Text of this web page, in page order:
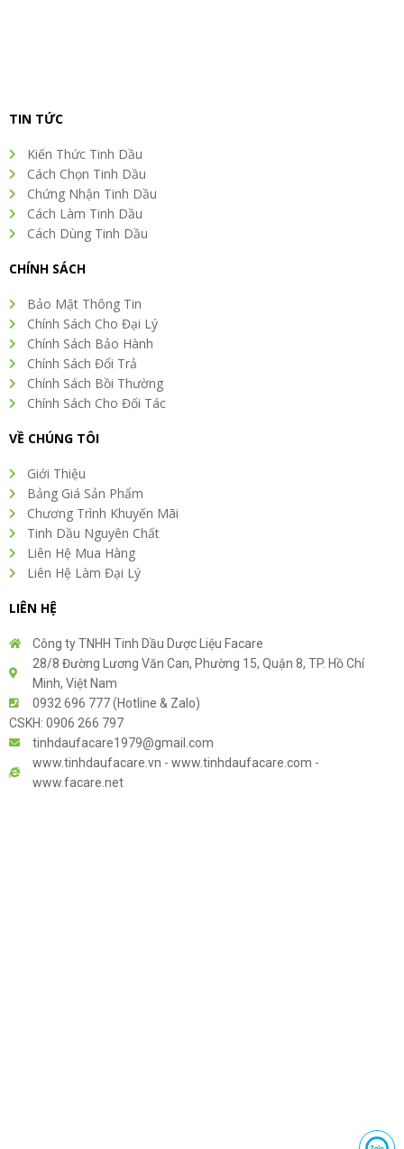
TIN TỨC
Kiến Thức Tinh Dầu
Cách Chọn Tinh Dầu
Chứng Nhận Tinh Dầu
Cách Làm Tinh Dầu
Cách Dùng Tinh Dầu
CHÍNH SÁCH
Bảo Mật Thông Tin
Chính Sách Cho Đại Lý
Chính Sách Bảo Hành
Chính Sách Đổi Trả
Chính Sách Bồi Thường
Chính Sách Cho Đối Tác
VỀ CHÚNG TÔI
Giới Thiệu
Bảng Giá Sản Phẩm
Chương Trình Khuyến Mãi
Tinh Dầu Nguyên Chất
Liên Hệ Mua Hàng
Liên Hệ Làm Đại Lý
LIÊN HỆ
Công ty TNHH Tinh Dầu Dược Liệu Facare
28/8 Đường Lương Văn Can, Phường 15, Quận 8, TP. Hồ Chí
Minh, Việt Nam
0932 696 777 (Hotline & Zalo)
CSKH: 0906 266 797
tinhdaufacare1979@gmail.com
www.tinhdaufacare.vn - www.tinhdaufacare.com -
www.facare.net